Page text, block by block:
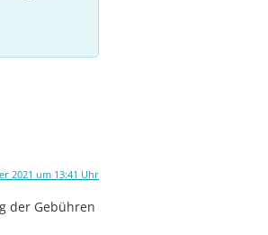
2021 um 13:41 Uhr
der Gebühren